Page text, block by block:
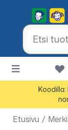
Koodilla:
Etusivu /